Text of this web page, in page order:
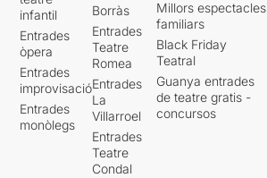
infantil
Entrades
òpera
Entrades
improvisació
Entrades
monòlegs
Borràs
Entrades
Teatre
Romea
Entrades
La
Villarroel
Entrades
Teatre
Condal
Millors espectacles
familiars
Black Friday
Teatral
Guanya entrades
de teatre gratis -
concursos